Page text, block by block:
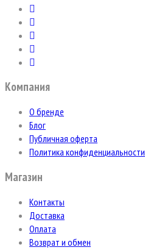
Компания
О бренде
Блог
Публичная оферта
Политика конфиденциальности
Магазин
Контакты
Доставка
Оплата
Возврат и обмен